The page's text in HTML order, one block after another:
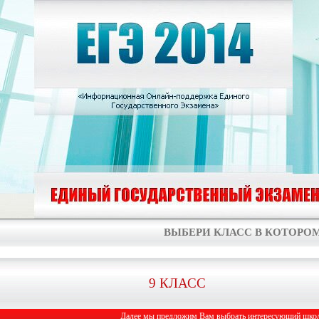
ВЫБЕРИ КЛАСС В
9 КЛАСС
Далее мы предложим Вам выбрать интересующий